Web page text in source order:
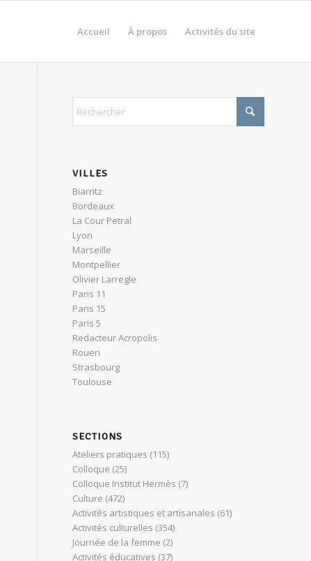
Accueil À propos Activités du site
VILLES
Biarritz
Bordeaux
La Cour Petral
Lyon
Marseille
Montpellier
Olivier Larregle
Paris 11
Paris 15
Paris 5
Redacteur Acropolis
Rouen
Strasbourg
Toulouse
SECTIONS
Ateliers pratiques (115)
Colloque (25)
Colloque Institut Hermès (7)
Culture (472)
Activités artistiques et artisanales (61)
Activités culturelles (354)
Journée de la femme (2)
Activités éducatives (37)